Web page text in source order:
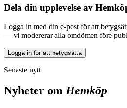
Dela din upplevelse av
Logga in med din e-post för att
— vi modererar alla omdömen före
Logga in för att betygsätta
Senaste nytt
Nyheter om Hemköp